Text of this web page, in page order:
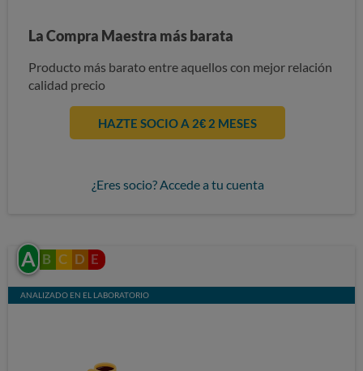
La Compra Maestra más barata
Producto más barato entre aquellos con mejor relación
calidad precio
HAZTE SOCIO A 2€ 2 MESES
¿Eres socio? Accede a tu cuenta
A B C D E
ANALIZADO EN EL LABORATORIO